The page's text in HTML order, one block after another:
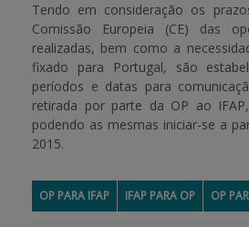
Tendo em consideração os
Comissão Europeia (CE) das
realizadas, bem como a
fixado para Portugal, são
períodos e datas para
retirada por parte da OP ao
podendo as mesmas iniciar-se a
2015.
OP PARA IFAP IFAP PARA OP OP